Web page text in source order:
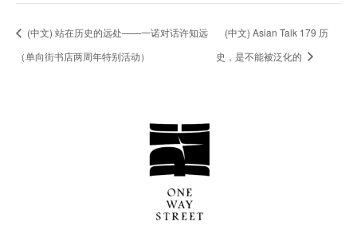
(中文) 站在历史的远处——一诺对话许知远
（单向街书店两周年特别活动）
(中文) Asian Talk 179 历
史，是不能被泛化的